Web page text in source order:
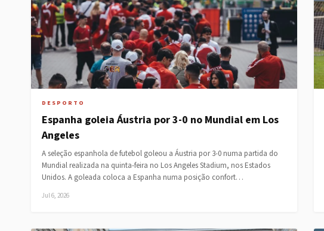
DESPORTO
Espanha goleia Áustria por 3-0 no Mundial em Los
Angeles
A seleção espanhola de futebol goleou a Áustria por 3-0 numa partida do
Mundial realizada na quinta-feira no Los Angeles Stadium, nos Estados
Unidos. A goleada coloca a Espanha numa posição confort…
Jul 6, 2026